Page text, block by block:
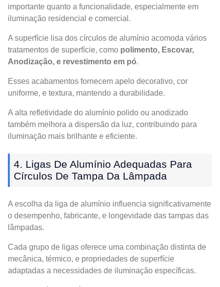
importante quanto a funcionalidade, especialmente em
iluminação residencial e comercial.
A superfície lisa dos círculos de alumínio acomoda vários
tratamentos de superfície, como polimento, Escovar,
Anodização, e revestimento em pó.
Esses acabamentos fornecem apelo decorativo, cor
uniforme, e textura, mantendo a durabilidade.
A alta refletividade do alumínio polido ou anodizado
também melhora a dispersão da luz, contribuindo para
iluminação mais brilhante e eficiente.
4. Ligas De Alumínio Adequadas Para
Círculos De Tampa Da Lâmpada
A escolha da liga de alumínio influencia significativamente
o desempenho, fabricante, e longevidade das tampas das
lâmpadas.
Cada grupo de ligas oferece uma combinação distinta de
mecânica, térmico, e propriedades de superfície
adaptadas a necessidades de iluminação específicas.